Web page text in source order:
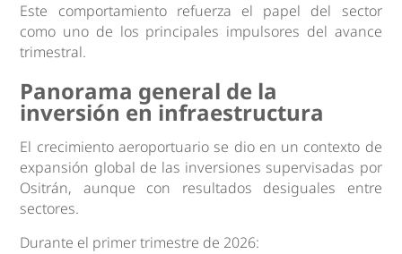
Este comportamiento refuerza el papel del sector
como uno de los principales impulsores del avance
trimestral.
Panorama general de la
inversión en infraestructura
El crecimiento aeroportuario se dio en un contexto de
expansión global de las inversiones supervisadas por
Ositrán, aunque con resultados desiguales entre
sectores.
Durante el primer trimestre de 2026: